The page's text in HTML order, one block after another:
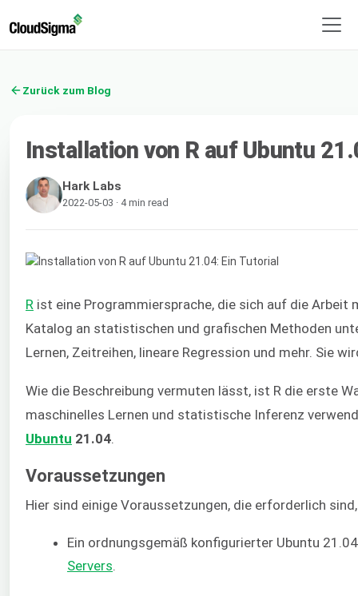
Zurück zum Blog
Installation von R auf Ubuntu
Hark Labs
2022-05-03 · 4 min read
R ist eine Programmiersprache, die sich auf die
Katalog an statistischen und grafischen Methoden
Lernen, Zeitreihen, lineare Regression und mehr. Sie
Wie die Beschreibung vermuten lässt, ist R die erste
maschinelles Lernen und statistische Inferenz
Ubuntu 21.04.
Voraussetzungen
Hier sind einige Voraussetzungen, die erforderlich
Ein ordnungsgemäß konfigurierter Ubuntu
Servers.